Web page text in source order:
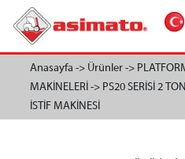
Anasayfa -> Ürünler ->
MAKİNELERİ -> PS20 SERİSİ 2
İSTİF MAKİNESİ